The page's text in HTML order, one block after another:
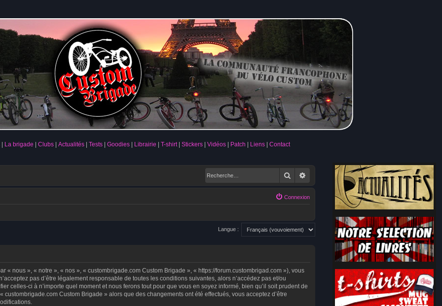
La brigade Clubs Actualités Tests Goodies Librairie T-shirt Stickers Vidéos Patch Liens Contact
RechercherRecherche avancée
Connexion
Langue :
« nous », « notre », « nos », « custombrigade.com Custom Brigade », « https://forum.custombrigad.com »), vous
pas d’être légalement responsable de toutes les conditions suivantes, alors n’accédez pas et/ou
celles-ci à n’importe quel moment et nous ferons tout pour que vous en soyez informé, bien qu’il soit prudent de
Custom Brigade » alors que des changements ont été effectués, vous acceptez d’être